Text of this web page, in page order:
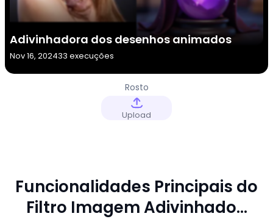
Adivinhadora dos desenhos animados
Nov 16, 202433 execuções
Rosto
Upload
Funcionalidades Principais do
Filtro Imagem Adivinhado...